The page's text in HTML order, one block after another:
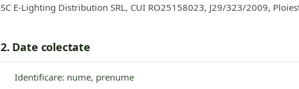
SC E-Lighting Distribution SRL, CUI RO25158023, J29/323/2009,
2. Date colectate
Identificare: nume, prenume